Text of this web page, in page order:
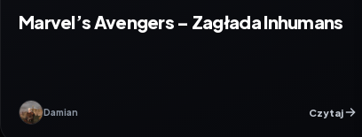
Marvel’s Avengers – Zagłada Inhumans
Damian Czytaj